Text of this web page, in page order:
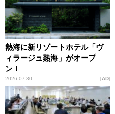
熱海に新リゾートホテル「ヴ
ィラージュ熱海」がオープ
ン！
2026.07.30 AD